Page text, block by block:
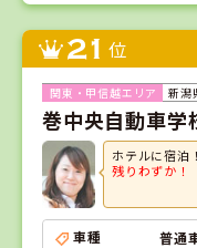
21 位
新潟
巻中央自動車学
ホテルに宿泊
残りわずか！
車種
普通